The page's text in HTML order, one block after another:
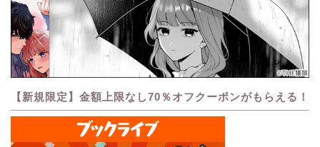
【新規限定】金額上限なし70％オフクーポンがもらえる！